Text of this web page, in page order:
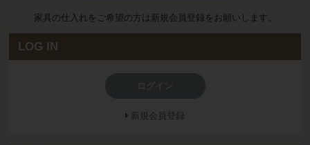
家具の仕入れをご希望の方は新規会員登録をお願いします。
LOG IN
新規会員登録